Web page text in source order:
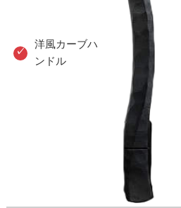
洋風カーブハ
ンドル